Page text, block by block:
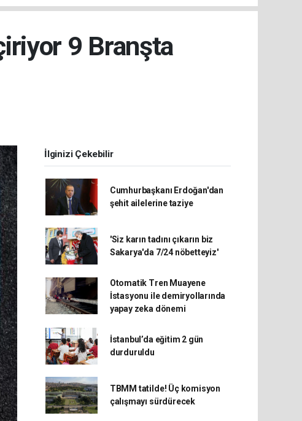
9 Branşta
İlginizi Çekebilir
Cumhurbaşkanı Erdoğan'dan
şehit ailelerine taziye
'Siz karın tadını çıkarın biz
Sakarya'da 7/24 nöbetteyiz'
Otomatik Tren Muayene
İstasyonu ile demiryollarında
yapay zeka dönemi
İstanbul’da eğitim 2 gün
durduruldu
TBMM tatilde! Üç komisyon
çalışmayı sürdürecek